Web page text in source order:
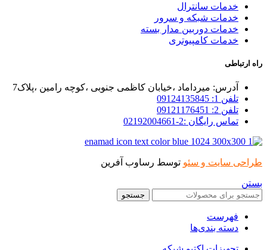
خدمات سانترال
خدمات شبکه و سرور
خدمات دوربین مدار بسته
خدمات کامپیوتری
راه ارتباطی
آدرس: میرداماد ،خیابان کاظمی جنوبی ،کوچه رامین ،پلاک7
تلفن 1: 09124135845
تلفن 2: 09121176451
تماس رایگان :2-02192004661
طراحی سایت و سئو توسط رساوب آفرین
بستن
جستجو
فهرست
دسته بندی‌ها